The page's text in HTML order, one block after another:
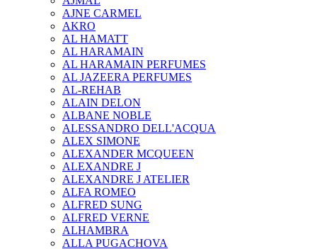
AJNE CARMEL
AKRO
AL HAMATT
AL HARAMAIN
AL HARAMAIN PERFUMES
AL JAZEERA PERFUMES
AL-REHAB
ALAIN DELON
ALBANE NOBLE
ALESSANDRO DELL'ACQUA
ALEX SIMONE
ALEXANDER MCQUEEN
ALEXANDRE J
ALEXANDRE J ATELIER
ALFA ROMEO
ALFRED SUNG
ALFRED VERNE
ALHAMBRA
ALLA PUGACHOVA